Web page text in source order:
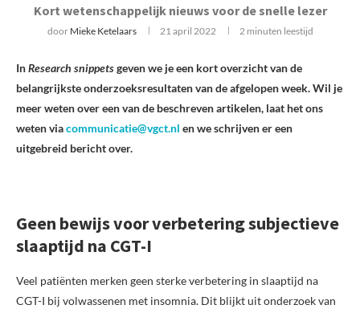
Kort wetenschappelijk nieuws voor de snelle lezer
door Mieke Ketelaars 21 april 2022 2 minuten leestijd
InResearch snippetsgeven we je een kort overzicht van de
belangrijkste onderzoeksresultaten van de afgelopen week. Wil je
meer weten over een van de beschreven artikelen, laat het ons
weten viacommunicatie@vgct.nl en we schrijven er een
uitgebreid bericht over.
Geen bewijs voor verbetering subjectieve
slaaptijd na CGT-I
Veel patiënten merken geen sterke verbetering in slaaptijd na
CGT-I bij volwassenen met insomnia. Dit blijkt uit onderzoek van